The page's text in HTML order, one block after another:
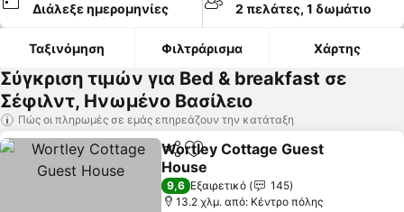
Διάλεξε ημερομηνίες 2 πελάτες, 1 δωμάτιο
Ταξινόμηση Φιλτράρισμα Χάρτης
Σύγκριση τιμών για Bed & breakfast σε
Σέφιλντ, Ηνωμένο Βασίλειο
Πώς οι πληρωμές σε εμάς επηρεάζουν την κατάταξη
Κοινοποίηση
Προσθήκη στα αγαπημένα
Wortley Cottage Guest
House
Εμφάνιση τιμών
9,6 Εξαιρετικό
145
13.2 χλμ. από: Κέντρο πόλης